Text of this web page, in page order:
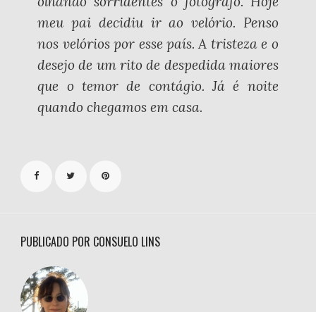
meu pai decidiu ir ao velório. Penso
nos velórios por esse país. A tristeza e o
desejo de um rito de despedida maiores
que o temor de contágio. Já é noite
quando chegamos em casa.
PUBLICADO POR CONSUELO LINS